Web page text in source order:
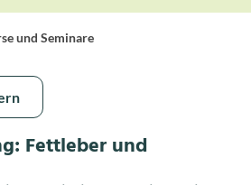
und Seminare
Fettleber und